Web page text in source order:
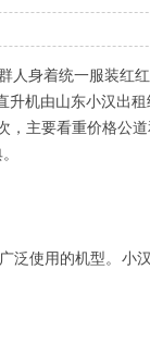
人身着统一服装红红
升机由山东小汉出
，主要看重价格公
泛使用的机型。小